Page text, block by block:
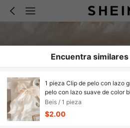
Encuentra similares
1 pieza Clip de pelo con lazo
pelo con lazo suave de color
francés, adecuado para citas,
de Pascua, pinzas para el
Beis / 1 pieza
$2.00